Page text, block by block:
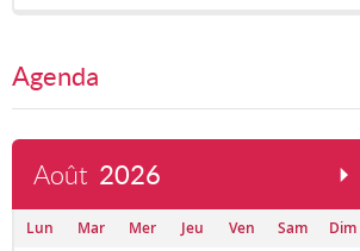
Agenda
Août 2026
Lun Mar Mer Jeu Ven Sam
Dim